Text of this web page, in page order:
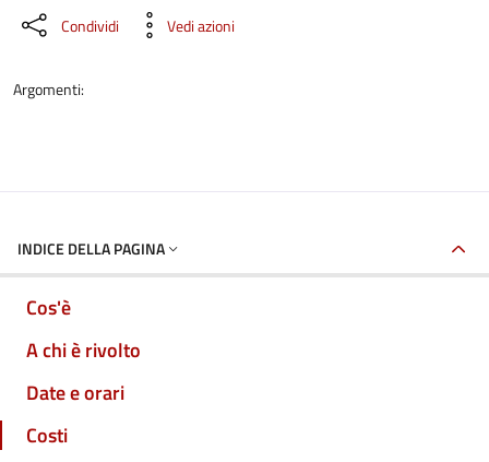
Condividi Vedi azioni
Argomenti:
INDICE DELLA PAGINA
Cos'è
A chi è rivolto
Date e orari
Costi